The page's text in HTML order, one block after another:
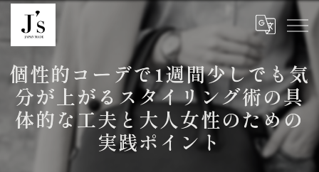
個性的コーデで1週間少しでも気
分が上がるスタイリング術の具
体的な工夫と大人女性のための
実践ポイント